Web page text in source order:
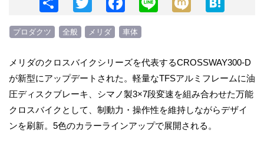
h
ar
e
wi
tt
er
a
c
e
b
o
o
k
n
a
プロダクツ 全般 メリダ 車体
メリダのクロスバイクシリーズを代表するCROSSWAY300-D
が新型にアップデートされた。軽量なTFSアルミフレームに油
圧ディスクブレーキ、シマノ製3×7段変速を組み合わせた万能
クロスバイクとして、制動力・操作性を維持しながらデザイ
ンを刷新。5色のカラーラインアップで展開される。